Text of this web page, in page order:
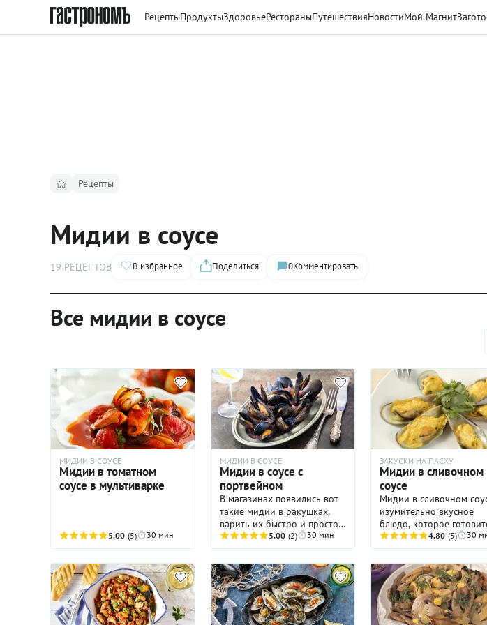
РецептыПродуктыЗдоровьеРестораныПутешествияНовостиМой Магнит
Рецепты
Мидии в соусе
19 РЕЦЕПТОВ В избранное Поделиться 0Комментировать
Все мидии в соусе
МИДИИ В СОУСЕ
Мидии в томатном
соусе в мультиварке
5.00 (5) 30 мин
МИДИИ В СОУСЕ
Мидии в соусе с
портвейном
В магазинах появились вот
такие мидии в ракушках,
варить их быстро и просто.
Все нераскрывшиеся мидии
выбросьте – они испорчены.
Подавайте мидии сразу же
на стол.
5.00 (2) 30 мин
ЗАКУСКИ НА ПАСХУ
Мидии в сливочном
соусе
Мидии в сливочном
изумительно вкусное
блюдо, которое
быстро и довольно
И если вам удалось
его главный
есть те самые
морепродукты,
проверьте в деле наш
рецепт. Только не
4.80 (5) 30